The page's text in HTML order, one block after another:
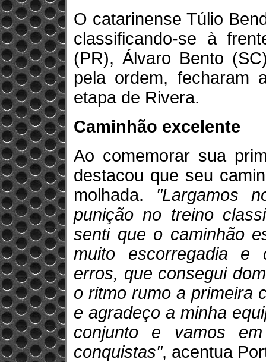
O catarinense Túlio
classificando-se à
(PR), Álvaro Bento
pela ordem, fecharam
etapa de Rivera.
Caminhão excelente
Ao comemorar sua
destacou que seu
molhada. "Largamos
punição no treino
senti que o caminhão
muito escorregadia e
erros, que consegui
o ritmo rumo a primeira
e agradeço a minha
conjunto e vamos
conquistas", acentua